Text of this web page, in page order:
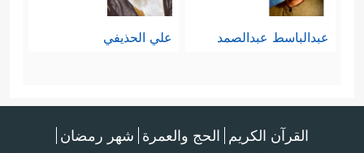
عبدالباسط عبدالصمد علي الحذيفي
القرآن الكريم الحج والعمرة شهر رمضان